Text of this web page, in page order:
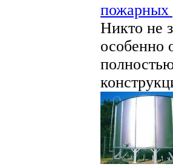
пожарных
Никто не
особенно